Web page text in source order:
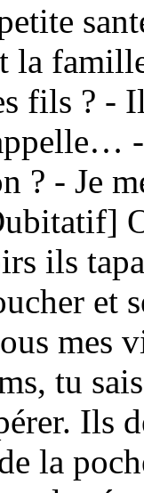
famille
fils ? -
? - Je
ils
et
mes
tu
Ils
la